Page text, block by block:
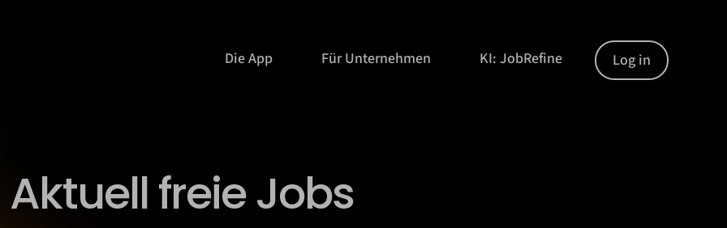
Die App Für Unternehmen KI: JobRefine Log in
Aktuell freie Jobs